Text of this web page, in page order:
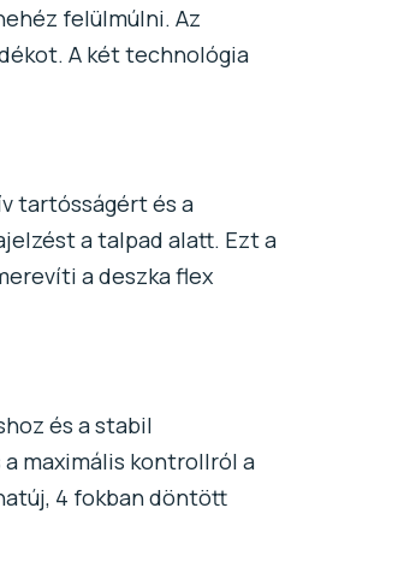
felülmúlni. Az
A két technológia
tartósságért és a
a talpad alatt. Ezt a
a deszka flex
és a stabil
maximális kontrollról a
4 fokban döntött